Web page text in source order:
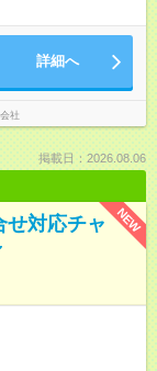
詳細へ
社
掲載日：2026.08.06
NEW
せ対応チャ